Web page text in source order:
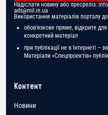
Надіслати новину або пресреліз:
ads@mil.in.ua
Використання матеріалів порталу
обов'язкове пряме, відкрите
конкретний матеріал
при публікації не в Інтернеті –
Матеріали «Спецпроектів»
Контент
Новини